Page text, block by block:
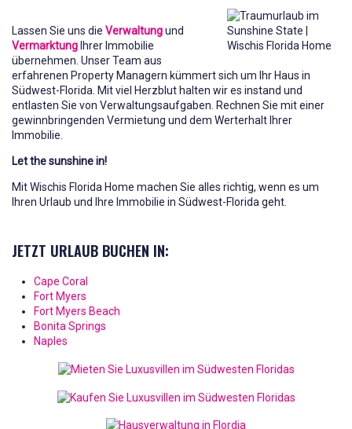
Lassen Sie uns die Verwaltungund
VermarktungIhrer Immobilie
übernehmen. Unser Team aus
erfahrenen Property Managern kümmert sich um Ihr Haus in
Südwest-Florida. Mit viel Herzblut halten wir es instand und
entlasten Sie von Verwaltungsaufgaben. Rechnen Sie mit einer
gewinnbringenden Vermietung und dem Werterhalt Ihrer
Immobilie.
Let the sunshine in!
Mit Wischis Florida Home machen Sie alles richtig, wenn es um
Ihren Urlaub und Ihre Immobilie in Südwest-Florida geht.
JETZT URLAUB BUCHEN IN:
Cape Coral
Fort Myers
Fort Myers Beach
Bonita Springs
Naples